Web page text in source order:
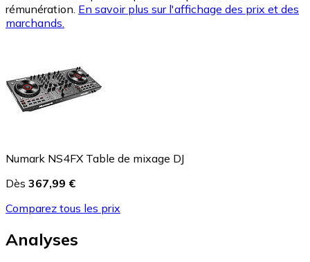
rémunération. En savoir plus sur l'affichage des prix et des
marchands.
Numark NS4FX Table de mixage DJ
Dès 367,99 €
Comparez tous les prix
Analyses